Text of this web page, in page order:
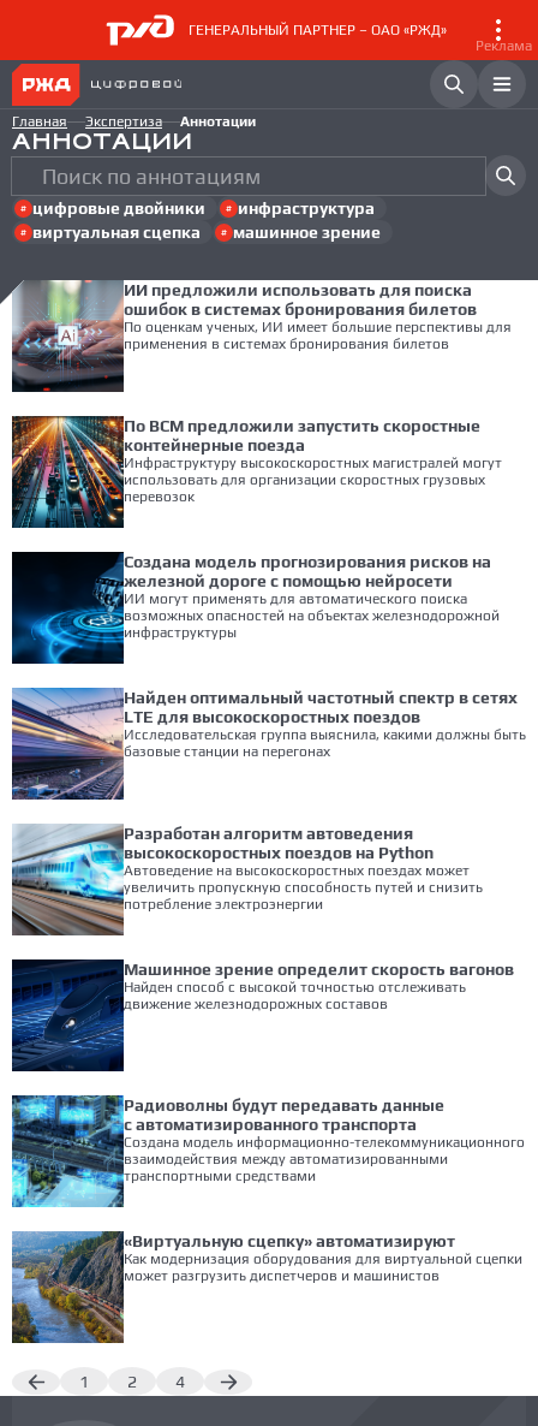
ГЕНЕРАЛЬНЫЙ ПАРТНЕР – ОАО «РЖД»
Реклама
Главная Экспертиза Аннотации
АННОТАЦИИ
цифровые двойники
инфраструктура
виртуальная сцепка
машинное зрение
ИИ предложили использовать для поиска
ошибок в системах бронирования билетов
По оценкам ученых, ИИ имеет большие перспективы для
применения в системах бронирования билетов
По ВСМ предложили запустить скоростные
контейнерные поезда
Инфраструктуру высокоскоростных магистралей могут
использовать для организации скоростных грузовых
перевозок
Создана модель прогнозирования рисков на
железной дороге с помощью нейросети
ИИ могут применять для автоматического поиска
возможных опасностей на объектах железнодорожной
инфраструктуры
Найден оптимальный частотный спектр в сетях
LTE для высокоскоростных поездов
Исследовательская группа выяснила, какими должны быть
базовые станции на перегонах
Разработан алгоритм автоведения
высокоскоростных поездов на Python
Автоведение на высокоскоростных поездах может
увеличить пропускную способность путей и снизить
потребление электроэнергии
Машинное зрение определит скорость вагонов
Найден способ с высокой точностью отслеживать
движение железнодорожных составов
Радиоволны будут передавать данные
с автоматизированного транспорта
Создана модель информационно-телекоммуникационного
взаимодействия между автоматизированными
транспортными средствами
«Виртуальную сцепку» автоматизируют
Как модернизация оборудования для виртуальной сцепки
может разгрузить диспетчеров и машинистов
1 2 4